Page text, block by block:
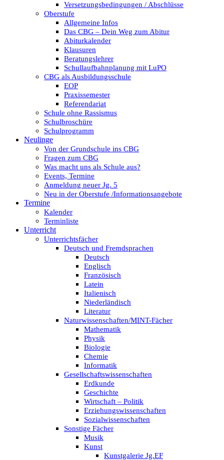
Versetzungsbedingungen / Abschlüsse
Oberstufe
Allgemeine Infos
Das CBG – Dein Weg zum Abitur
Abiturkalender
Klausuren
Beratungslehrer
Schullaufbahnplanung mit LuPO
CBG als Ausbildungsschule
EOP
Praxissemester
Referendariat
Schule ohne Rassismus
Schulbroschüre
Schulprogramm
Neulinge
Von der Grundschule ins CBG
Fragen zum CBG
Was macht uns als Schule aus?
Events, Termine
Anmeldung neuer Jg. 5
Neu in der Oberstufe /Informationsangebote
Termine
Kalender
Terminliste
Unterricht
Unterrichtsfächer
Deutsch und Fremdsprachen
Deutsch
Englisch
Französisch
Latein
Italienisch
Niederländisch
Literatur
Naturwissenschaften/MINT-Fächer
Mathematik
Physik
Biologie
Chemie
Informatik
Gesellschaftswissenschaften
Erdkunde
Geschichte
Wirtschaft – Politik
Erziehungswissenschaften
Sozialwissenschaften
Sonstige Fächer
Musik
Kunst
Kunstgalerie Jg.EF